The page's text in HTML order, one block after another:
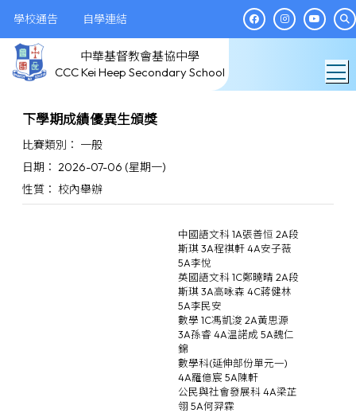
學校通告 自學連結
中華基督教會基協中學
CCC Kei Heep Secondary School
下學期成績優異生頒獎
比賽類別： 一般
日期： 2026-07-06 (星期一)
性質： 校內舉辦
中國語文科 1A張善恒 2A段
斯琪 3A程祺軒 4A安子薇
5A李悅
英國語文科 1C鄭曉晴 2A段
斯琪 3A高咏森 4C蔣健林
5A李民安
數學 1C馮凱浚 2A黃思源
3A孫睿 4A温諾成 5A魏仁
錦
數學科(延伸部份單元一)
4A羅億宸 5A陳軒
公民與社會發展科 4A梁芷
翎 5A何羿霖